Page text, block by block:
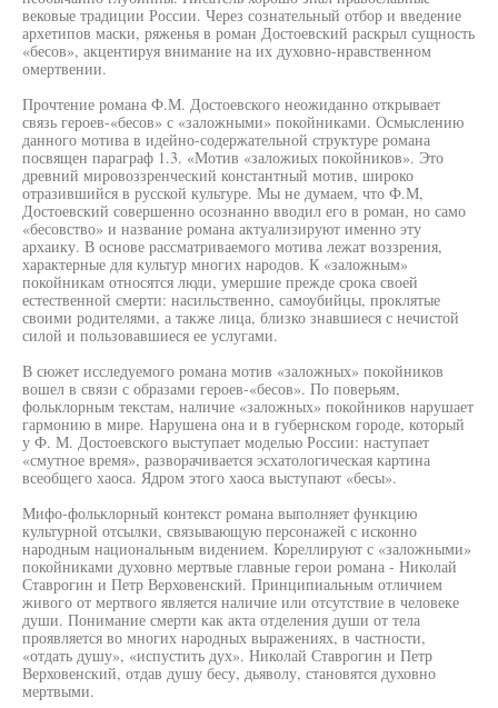
вековые традиции России. Через сознательный отбор и введение
архетипов маски, ряженья в роман Достоевский раскрыл сущность
«бесов», акцентируя внимание на их духовно-нравственном
омертвении.
Прочтение романа Ф.М. Достоевского неожиданно открывает
связь героев-«бесов» с «заложными» покойниками. Осмыслению
данного мотива в идейно-содержательной структуре романа
посвящен параграф 1.3. «Мотив «заложиых покойников». Это
древний мировоззренческий константный мотив, широко
отразившийся в русской культуре. Мы не думаем, что Ф.М,
Достоевский совершенно осознанно вводил его в роман, но само
«бесовство» и название романа актуализируют именно эту
архаику. В основе рассматриваемого мотива лежат воззрения,
характерные для культур многих народов. К «заложным»
покойникам относятся люди, умершие прежде срока своей
естественной смерти: насильственно, самоубийцы, проклятые
своими родителями, а также лица, близко знавшиеся с нечистой
силой и пользовавшиеся ее услугами.
В сюжет исследуемого романа мотив «заложных» покойников
вошел в связи с образами героев-«бесов». По поверьям,
фольклорным текстам, наличие «заложных» покойников нарушает
гармонию в мире. Нарушена она и в губернском городе, который
у Ф. М. Достоевского выступает моделью России: наступает
«смутное время», разворачивается эсхатологическая картина
всеобщего хаоса. Ядром этого хаоса выступают «бесы».
Мифо-фольклорный контекст романа выполняет функцию
культурной отсылки, связывающую персонажей с исконно
народным национальным видением. Кореллируют с «заложными»
покойниками духовно мертвые главные герои романа - Николай
Ставрогин и Петр Верховенский. Принципиальным отличием
живого от мертвого является наличие или отсутствие в человеке
души. Понимание смерти как акта отделения души от тела
проявляется во многих народных выражениях, в частности,
«отдать душу», «испустить дух». Николай Ставрогин и Петр
Верховенский, отдав душу бесу, дьяволу, становятся духовно
мертвыми.